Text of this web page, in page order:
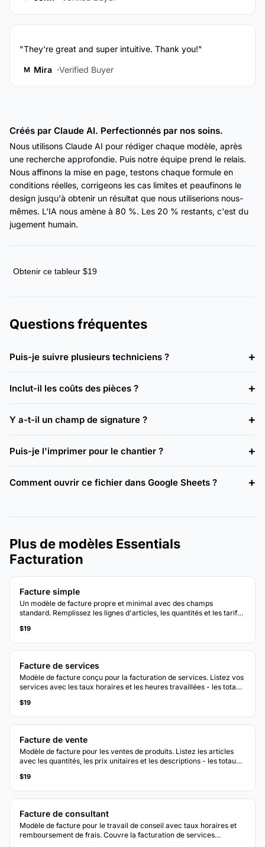
"They're great and super intuitive. Thank you!"
M Mira Verified Buyer
Créés par Claude AI. Perfectionnés par nos soins.
Nous utilisons Claude AI pour rédiger chaque modèle, après
une recherche approfondie. Puis notre équipe prend le relais.
Nous affinons la mise en page, testons chaque formule en
conditions réelles, corrigeons les cas limites et peaufinons le
design jusqu'à obtenir un résultat que nous utiliserions nous-
mêmes. L'IA nous amène à 80 %. Les 20 % restants, c'est du
jugement humain.
Obtenir ce tableur $19
Questions fréquentes
Puis-je suivre plusieurs techniciens ?
Inclut-il les coûts des pièces ?
Y a-t-il un champ de signature ?
Puis-je l'imprimer pour le chantier ?
Comment ouvrir ce fichier dans Google Sheets ?
Plus de modèles Essentials
Facturation
Facture simple
Un modèle de facture propre et minimal avec des champs
standard. Remplissez les lignes d'articles, les quantités et les tarifs
$19
Facture de services
Modèle de facture conçu pour la facturation de services. Listez vos
services avec les taux horaires et les heures travaillées - les totaux
$19
Facture de vente
Modèle de facture pour les ventes de produits. Listez les articles
avec les quantités, les prix unitaires et les descriptions - les totaux
$19
Facture de consultant
Modèle de facture pour le travail de conseil avec taux horaires et
remboursement de frais. Couvre la facturation de services